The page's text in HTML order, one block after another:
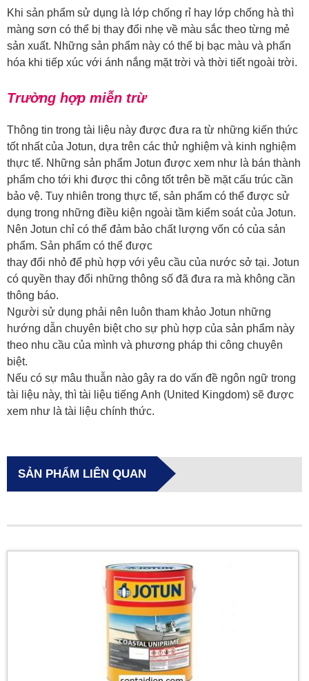
Khi sản phẩm sử dụng là lớp chống rỉ hay lớp chống hà thì
màng sơn có thể bị thay đổi nhẹ về màu sắc theo từng mẻ
sản xuất. Những sản phẩm này có thể bị bạc màu và phấn
hóa khi tiếp xúc với ánh nắng mặt trời và thời tiết ngoài trời.
Trường hợp miễn trừ
Thông tin trong tài liệu này được đưa ra từ những kiến thức
tốt nhất của Jotun, dựa trên các thử nghiệm và kinh nghiệm
thực tế. Những sản phẩm Jotun được xem như là bán thành
phẩm cho tới khi được thi công tốt trên bề mặt cấu trúc cần
bảo vệ. Tuy nhiên trong thực tế, sản phẩm có thể được sử
dụng trong những điều kiện ngoài tầm kiểm soát của Jotun.
Nên Jotun chỉ có thể đảm bảo chất lượng vốn có của sản
phẩm. Sản phẩm có thể được
thay đổi nhỏ để phù hợp với yêu cầu của nước sở tại. Jotun
có quyền thay đổi những thông số đã đưa ra mà không cần
thông báo.
Người sử dụng phải nên luôn tham khảo Jotun những
hướng dẫn chuyên biệt cho sự phù hợp của sản phẩm này
theo nhu cầu của mình và phương pháp thi công chuyên
biệt.
Nếu có sự mâu thuẫn nào gây ra do vấn đề ngôn ngữ trong
tài liệu này, thì tài liệu tiếng Anh (United Kingdom) sẽ được
xem như là tài liệu chính thức.
SẢN PHẨM LIÊN QUAN